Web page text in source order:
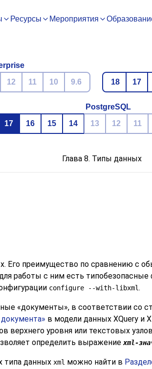
Ресурсы Мероприятия
12 11 10 9.6
18
17
PostgreSQL
17 16 15 14 13 12 11
Глава 8. Типы данных
Его преимущество по сравнению с
работы с ним есть типобезопасные
configure --with-libxml.
«документы», в соответствии со
» в модели данных XQuery и
уровня или текстовых
определить выражениеxml-
типа данных xml можно найти в